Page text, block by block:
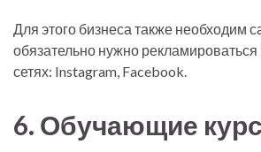
Для этого бизнеса также необходим
обязательно нужно
сетях: Instagram, Facebook.
6. Обучающие